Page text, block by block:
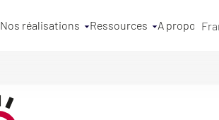
Nos réalisations Ressources A propos